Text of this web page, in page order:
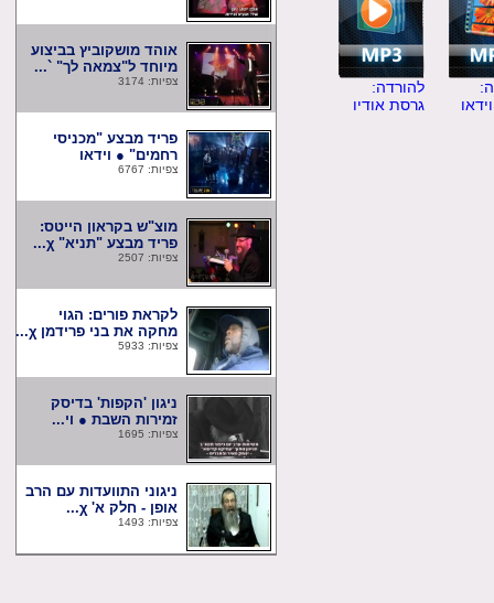
להורדה:
גרסת אודיו
אוהד מושקוביץ בביצוע
מיוחד ל"צמאה לך" `...
צפיות: 3174
פריד מבצע "מכניסי
רחמים" ● וידאו
צפיות: 6767
מוצ"ש בקראון הייטס:
פריד מבצע "תניא" χ...
צפיות: 2507
לקראת פורים: הגוי
מחקה את בני פרידמן χ...
צפיות: 5933
ניגון 'הקפות' בדיסק
זמירות השבת ● וי...
צפיות: 1695
ניגוני התוועדות עם הרב
אופן - חלק א' χ...
צפיות: 1493